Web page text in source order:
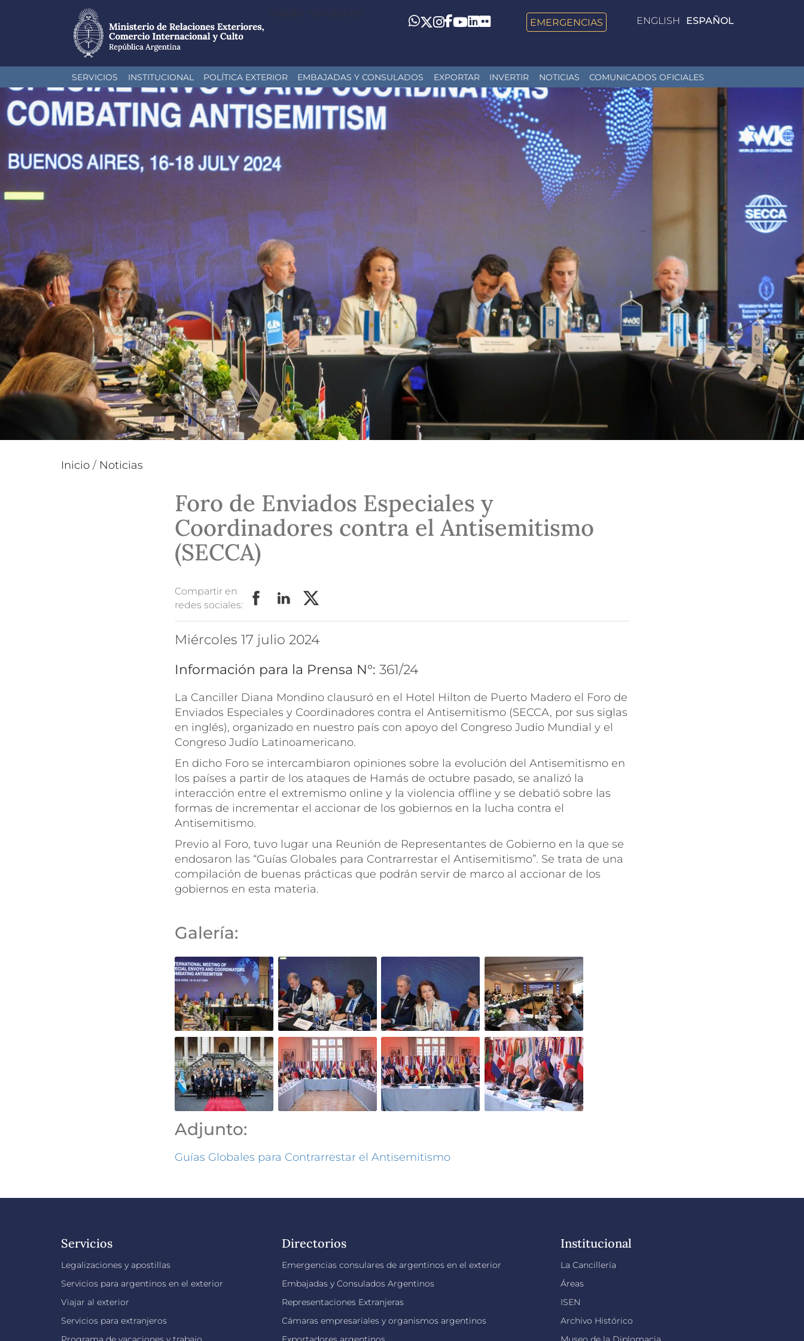
al
contenido
principal
Toggle navigation
ENGLISH ESPAÑOL
Whatsapp
Twitter
Instagram
Facebook
YouTube
LinkedIn
Flickr EMERGENCIAS
SERVICIOS INSTITUCIONAL POLÍTICA EXTERIOR EMBAJADAS Y CONSULADOS EXPORTAR INVERTIR NOTICIAS COMUNICADOS OFICIALES
Inicio / Noticias
Foro de Enviados Especiales y
Coordinadores contra el Antisemitismo
(SECCA)
Compartir en
redes sociales:
miércoles 17 julio 2024
Información para la Prensa N°: 361/24
La Canciller Diana Mondino clausuró en el Hotel Hilton de Puerto Madero el Foro de
Enviados Especiales y Coordinadores contra el Antisemitismo (SECCA, por sus siglas
en inglés), organizado en nuestro país con apoyo del Congreso Judío Mundial y el
Congreso Judío Latinoamericano.
En dicho Foro se intercambiaron opiniones sobre la evolución del Antisemitismo en
los países a partir de los ataques de Hamás de octubre pasado, se analizó la
interacción entre el extremismo online y la violencia offline y se debatió sobre las
formas de incrementar el accionar de los gobiernos en la lucha contra el
Antisemitismo.
Previo al Foro, tuvo lugar una Reunión de Representantes de Gobierno en la que se
endosaron las “Guías Globales para Contrarrestar el Antisemitismo”. Se trata de una
compilación de buenas prácticas que podrán servir de marco al accionar de los
gobiernos en esta materia.
Galería:
Adjunto:
Guías Globales para Contrarrestar el Antisemitismo
Servicios
Legalizaciones y apostillas
Servicios para argentinos en el exterior
Viajar al exterior
Servicios para extranjeros
Directorios
Emergencias consulares de argentinos en el exterior
Embajadas y Consulados Argentinos
Representaciones Extranjeras
Cámaras empresariales y organismos argentinos
Institucional
La Cancillería
Áreas
ISEN
Archivo Histórico